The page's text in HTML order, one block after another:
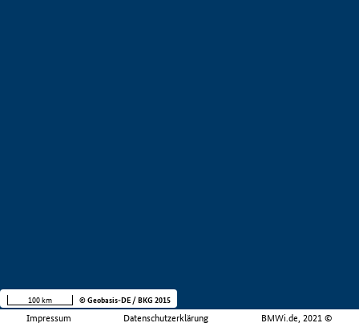
Impressum Datenschutzerklärung BMWi.de, 2021 ©
100 km © Geobasis-DE / BKG 2015